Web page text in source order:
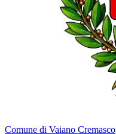
Comune di Vaiano Cremasco